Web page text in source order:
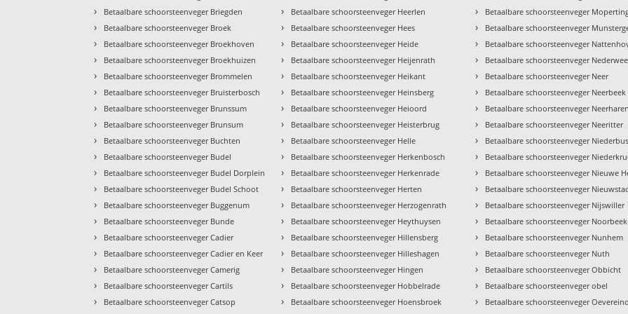
› Betaalbare schoorsteenveger Briegden
› Betaalbare schoorsteenveger Broek
› Betaalbare schoorsteenveger Broekhoven
› Betaalbare schoorsteenveger Broekhuizen
› Betaalbare schoorsteenveger Brommelen
› Betaalbare schoorsteenveger Bruisterbosch
› Betaalbare schoorsteenveger Brunssum
› Betaalbare schoorsteenveger Brunsum
› Betaalbare schoorsteenveger Buchten
› Betaalbare schoorsteenveger Budel
› Betaalbare schoorsteenveger Budel Dorplein
› Betaalbare schoorsteenveger Budel Schoot
› Betaalbare schoorsteenveger Buggenum
› Betaalbare schoorsteenveger Bunde
› Betaalbare schoorsteenveger Cadier
› Betaalbare schoorsteenveger Cadier en Keer
› Betaalbare schoorsteenveger Camerig
› Betaalbare schoorsteenveger Cartils
› Betaalbare schoorsteenveger Catsop
› Betaalbare schoorsteenveger Heerlen
› Betaalbare schoorsteenveger Hees
› Betaalbare schoorsteenveger Heide
› Betaalbare schoorsteenveger Heijenrath
› Betaalbare schoorsteenveger Heikant
› Betaalbare schoorsteenveger Heinsberg
› Betaalbare schoorsteenveger Heioord
› Betaalbare schoorsteenveger Heisterbrug
› Betaalbare schoorsteenveger Helle
› Betaalbare schoorsteenveger Herkenbosch
› Betaalbare schoorsteenveger Herkenrade
› Betaalbare schoorsteenveger Herten
› Betaalbare schoorsteenveger Herzogenrath
› Betaalbare schoorsteenveger Heythuysen
› Betaalbare schoorsteenveger Hillensberg
› Betaalbare schoorsteenveger Hilleshagen
› Betaalbare schoorsteenveger Hingen
› Betaalbare schoorsteenveger Hobbelrade
› Betaalbare schoorsteenveger Hoensbroek
› Betaalbare schoorsteenveger
› Betaalbare schoorsteenveger
› Betaalbare schoorsteenveger
› Betaalbare schoorsteenveger
› Betaalbare schoorsteenveger Neer
› Betaalbare schoorsteenveger Neerbeek
› Betaalbare schoorsteenveger Neerharen
› Betaalbare schoorsteenveger Neeritter
› Betaalbare schoorsteenveger
› Betaalbare schoorsteenveger
› Betaalbare schoorsteenveger Nieuwe
› Betaalbare schoorsteenveger
› Betaalbare schoorsteenveger Nijswiller
› Betaalbare schoorsteenveger Noorbeek
› Betaalbare schoorsteenveger Nunhem
› Betaalbare schoorsteenveger Nuth
› Betaalbare schoorsteenveger Obbicht
› Betaalbare schoorsteenveger obel
› Betaalbare schoorsteenveger Oevereind